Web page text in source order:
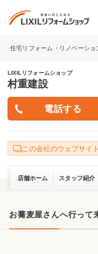
住宅リフォーム・リノベーシ
LIXILリフォームショップ
村重建設
この会社のウェブサイ
店舗ホーム スタッフ紹介
お蕎麦屋さんへ行っ